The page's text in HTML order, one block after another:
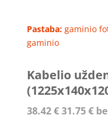
Pastaba:gaminio
gaminio
Kabelio
38.42€31.75€be